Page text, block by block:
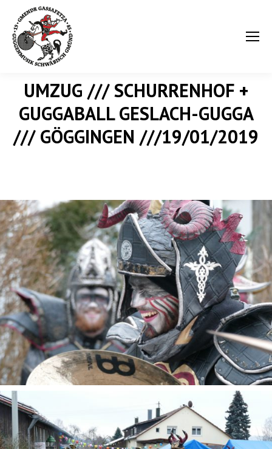
UMZUG /// SCHURRENHOF +
GUGGABALL GESLACH-GUGGA
/// GÖGGINGEN ///19/01/2019
Sie befinden sich hier: